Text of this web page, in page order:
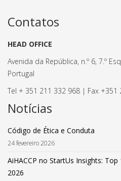
Contatos
HEAD OFFICE
Avenida da República, n.º 6, 7.º
Portugal
Tel + 351 211 332 968 | Fax +351
Notícias
Código de Ética e Conduta
24 fevereiro 2026
AiHACCP no StartUs Insights:
2026